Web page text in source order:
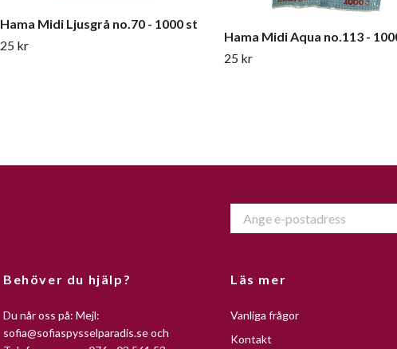
Hama Midi Ljusgrå no.70 - 1000 st
25 kr
Hama Midi Aqua no.113 -
25 kr
Behöver du hjälp?
Du når oss på: Mejl:
sofia@sofiaspysselparadis.seoch
Läs mer
Vanliga frågor
Kontakt